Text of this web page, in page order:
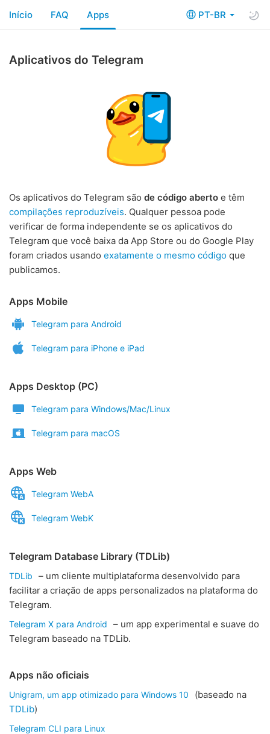
PT-BR
Início FAQ Apps
Aplicativos do Telegram
Os aplicativos do Telegram são de código aberto e têm
compilações reproduzíveis. Qualquer pessoa pode
verificar de forma independente se os aplicativos do
Telegram que você baixa da App Store ou do Google Play
foram criados usando exatamente o mesmo código que
publicamos.
Apps Mobile
Telegram para Android
Telegram para iPhone e iPad
Apps Desktop (PC)
Telegram para Windows/Mac/Linux
Telegram para macOS
Apps Web
Telegram WebA
Telegram WebK
Telegram Database Library (TDLib)
TDLib
– um cliente multiplataforma desenvolvido para
facilitar a criação de apps personalizados na plataforma do
Telegram.
Telegram X para Android
– um app experimental e suave do
Telegram baseado na TDLib.
Apps não oficiais
Unigram, um app otimizado para Windows 10
(baseado na
TDLib)
Telegram CLI para Linux